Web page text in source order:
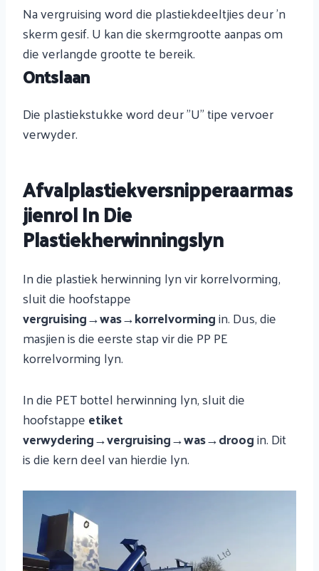
Na vergruising word die plastiekdeeltjies deur 'n
skerm gesif. U kan die skermgrootte aanpas om
die verlangde grootte te bereik.
Ontslaan
Die plastiekstukke word deur "U" tipe vervoer
verwyder.
Afvalplastiekversnipperaarmas
Jienrol In Die
Plastiekherwinningslyn
In die plastiek herwinning lyn vir korrelvorming,
sluit die hoofstappe
vergruising→was→korrelvormingin. Dus, die
masjien is die eerste stap vir die PP PE
korrelvorming lyn.
In die PET bottel herwinning lyn, sluit die
hoofstappeetiket
verwydering→vergruising→was→droogin. Dit
is die kern deel van hierdie lyn.